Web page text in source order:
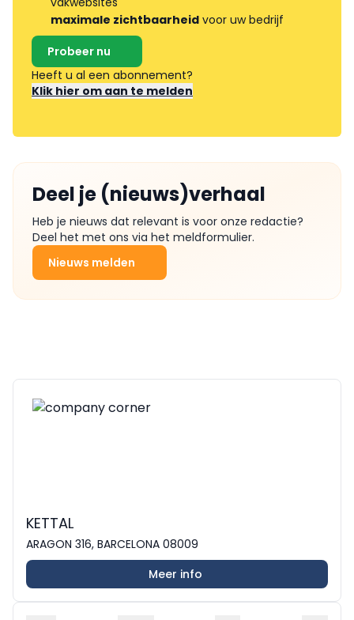
maximale zichtbaarheid voor uw bedrijf
Probeer nu
Heeft u al een abonnement?
Klik hier om aan te melden
Deel je (nieuws)verhaal
Heb je nieuws dat relevant is voor onze redactie?
Deel het met ons via het meldformulier.
Nieuws melden
KETTAL
ARAGON 316, BARCELONA 08009
Meer info